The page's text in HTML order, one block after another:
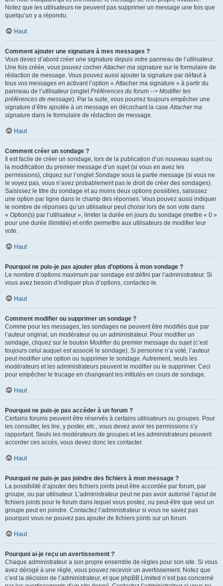
Notez que les utilisateurs ne peuvent pas supprimer un message une fois que
quelqu’un y a répondu.
Haut
Comment ajouter une signature à mes messages ?
Vous devez d’abord créer une signature depuis votre panneau de l’utilisateur.
Une fois créée, vous pouvez cocherAttacher ma signature sur le formulaire de
rédaction de message. Vous pouvez aussi ajouter la signature par défaut à
tous vos messages en activant l’option « Attacher ma signature » à partir du
panneau de l’utilisateur (ongletPréférences du forum --> Modifier les
préférences de message). Par la suite, vous pourrez toujours empêcher une
signature d’être ajoutée à un message en décochant la caseAttacher ma
signature dans le formulaire de rédaction de message.
Haut
Comment créer un sondage ?
Il est facile de créer un sondage, lors de la publication d’un nouveau sujet ou
la modification du premier message d’un sujet (si vous en avez les
permissions), cliquez sur l’ongletSondage sous la partie message (si vous ne
le voyez pas, vous n’avez probablement pas le droit de créer des sondages).
Saisissez le titre du sondage et au moins deux options possibles, saisissez
une option par ligne dans le champ des réponses. Vous pouvez aussi indiquer
le nombre de réponses qu’un utilisateur peut choisir lors de son vote dans
« Option(s) par l’utilisateur », limiter la durée en jours du sondage (mettre « 0 »
pour une durée illimitée) et enfin permettre aux utilisateurs de modifier leur
vote.
Haut
Pourquoi ne puis-je pas ajouter plus d’options à mon sondage ?
Le nombre d’options maximum par sondage est défini par l’administrateur. Si
vous avez besoin d’indiquer plus d’options, contactez-le.
Haut
Comment modifier ou supprimer un sondage ?
Comme pour les messages, les sondages ne peuvent être modifiés que par
l’auteur original, un modérateur ou un administrateur. Pour modifier un
sondage, cliquez sur le bouton Modifierdu premier message du sujet (c’est
toujours celui auquel est associé le sondage). Si personne n’a voté, l’auteur
peut modifier une option ou supprimer le sondage. Autrement, seuls les
modérateurs et les administrateurs peuvent le modifier ou le supprimer. Ceci
pour empêcher le trucage en changeant les intitulés en cours de sondage.
Haut
Pourquoi ne puis-je pas accéder à un forum ?
Certains forums peuvent être réservés à certains utilisateurs ou groupes. Pour
les consulter, les lire, y poster, etc., vous devez avoir les permissions s’y
rapportant. Seuls les modérateurs de groupes et les administrateurs peuvent
accorder ces accès, vous devez donc les contacter.
Haut
Pourquoi ne puis-je pas joindre des fichiers à mon message ?
La possibilité d’ajouter des fichiers joints peut être accordée par forum, par
groupe, ou par utilisateur. L’administrateur peut ne pas avoir autorisé l’ajout de
fichiers joints pour le forum dans lequel vous postez, ou peut-être que seul un
groupe peut en joindre. Contactez l’administrateur si vous ne savez pas
pourquoi vous ne pouvez pas ajouter de fichiers joints sur un forum.
Haut
Pourquoi ai-je reçu un avertissement ?
Chaque administrateur a son propre ensemble de règles pour son site. Si vous
avez dérogé à une règle, vous pouvez recevoir un avertissement. Notez que
c’est la décision de l’administrateur, et que phpBB Limited n’est pas concerné